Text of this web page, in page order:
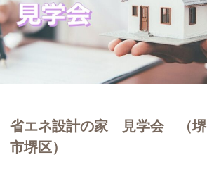
省エネ設計の家 見学会 （堺
市堺区）